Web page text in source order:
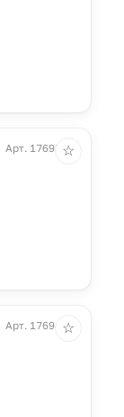
Арт. 17693.30
☆
Арт. 17694.60
☆